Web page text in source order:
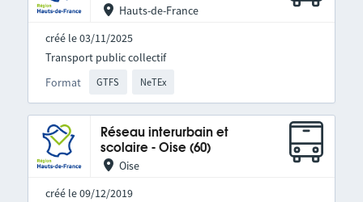
Hauts-de-France
créé le 03/11/2025
Format GTFS NeTEx
Transport public collectif
Réseau interurbain et
scolaire - Oise (60)
Oise
créé le 09/12/2019